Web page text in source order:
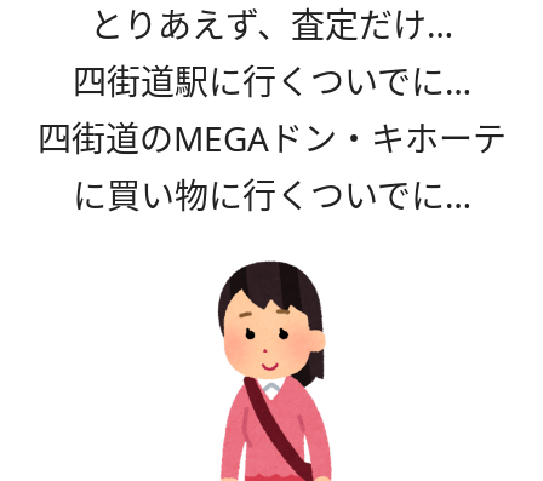
とりあえず、査定だけ…
四街道駅に行くついでに…
四街道のMEGAドン・キホーテ
に買い物に行くついでに…